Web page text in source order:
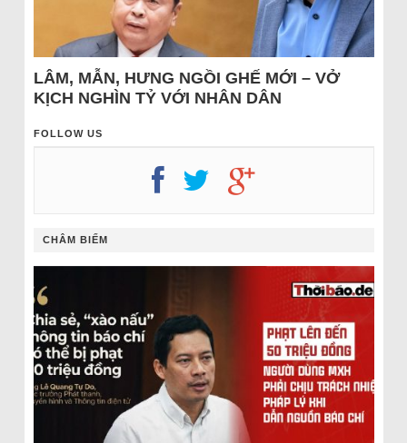
LÂM, MẪN, HƯNG NGỒI GHẾ MỚI – VỞ
KỊCH NGHÌN TỶ VỚI NHÂN DÂN
FOLLOW US
CHÂM BIẾM